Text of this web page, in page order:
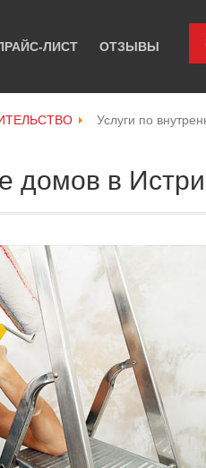
ЛИСТ ОТЗЫВЫ
Услуги по
домов в